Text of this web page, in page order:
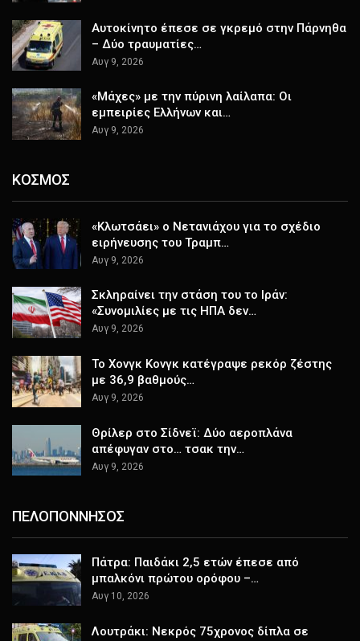
Αυτοκίνητο έπεσε σε γκρεμό στην Πάρνηθα
– Δύο τραυματίες…
Αυγ 9, 2026
«Μάχες» με την πύρινη λαίλαπα: Οι
εμπειρίες Ελλήνων και…
Αυγ 9, 2026
ΚΟΣΜΟΣ
«Κλωτσάει» ο Νετανιάχου για το σχέδιο
ειρήνευσης του Τραμπ…
Αυγ 9, 2026
Σκληραίνει την στάση του το Ιράν:
«Συνομιλίες με τις ΗΠΑ δεν…
Αυγ 9, 2026
Το Χονγκ Κονγκ κατέγραψε ρεκόρ ζέστης
με 36,9 βαθμούς…
Αυγ 9, 2026
Θρίλερ στο Σίδνεϊ: Δύο αεροπλάνα
απέφυγαν στο… τσακ την…
Αυγ 9, 2026
ΠΕΛΟΠΟΝΝΗΣΟΣ
Πάτρα: Παιδάκι 2,5 ετών έπεσε από
μπαλκόνι πρώτου ορόφου –…
Αυγ 10, 2026
Λουτράκι: Νεκρός 75χρονος δίπλα σε